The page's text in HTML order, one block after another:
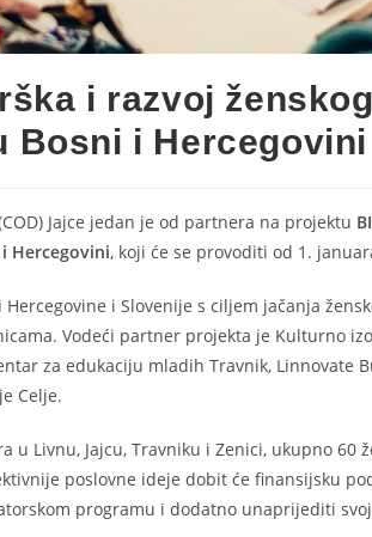
i razvoj
Bosni i Hercegovini
Jajce jedan je od partnera na projektu
Hercegovini, koji će se provoditi od 1.
i Slovenije s ciljem jačanja
Vodeći partner projekta je Kulturno
za edukaciju mladih Travnik, Linnovate
Celje.
u Livnu, Jajcu, Travniku i Zenici, ukupno 60
poslovne ideje dobit će finansijsku
programu i dodatno unaprijediti